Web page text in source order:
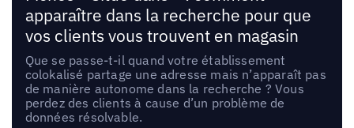
apparaître dans la recherche pour que
vos clients vous trouvent en magasin
Que se passe-t-il quand votre établissement
colokalisé partage une adresse mais n’apparaît pas
de manière autonome dans la recherche ? Vous
perdez des clients à cause d’un problème de
données résolvable.